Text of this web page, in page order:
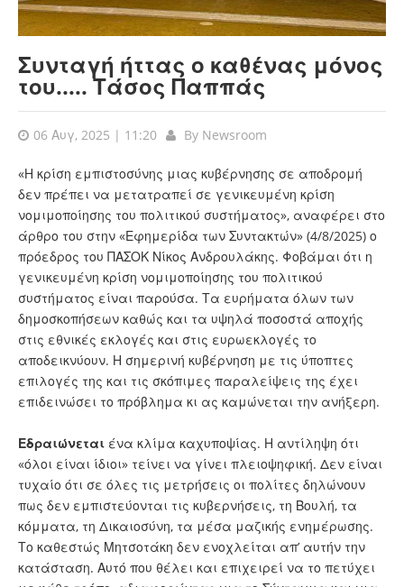
Συνταγή ήττας ο καθένας μόνος
του..... Τάσος Παππάς
06 Αυγ, 2025 | 11:20 By Newsroom
«Η κρίση εμπιστοσύνης μιας κυβέρνησης σε αποδρομή
δεν πρέπει να μετατραπεί σε γενικευμένη κρίση
νομιμοποίησης του πολιτικού συστήματος», αναφέρει στο
άρθρο του στην «Εφημερίδα των Συντακτών» (4/8/2025) ο
πρόεδρος του ΠΑΣΟΚ Νίκος Ανδρουλάκης. Φοβάμαι ότι η
γενικευμένη κρίση νομιμοποίησης του πολιτικού
συστήματος είναι παρούσα. Τα ευρήματα όλων των
δημοσκοπήσεων καθώς και τα υψηλά ποσοστά αποχής
στις εθνικές εκλογές και στις ευρωεκλογές το
αποδεικνύουν. Η σημερινή κυβέρνηση με τις ύποπτες
επιλογές της και τις σκόπιμες παραλείψεις της έχει
επιδεινώσει το πρόβλημα κι ας καμώνεται την ανήξερη.
Εδραιώνεται ένα κλίμα καχυποψίας. Η αντίληψη ότι
«όλοι είναι ίδιοι» τείνει να γίνει πλειοψηφική. Δεν είναι
τυχαίο ότι σε όλες τις μετρήσεις οι πολίτες δηλώνουν
πως δεν εμπιστεύονται τις κυβερνήσεις, τη Βουλή, τα
κόμματα, τη Δικαιοσύνη, τα μέσα μαζικής ενημέρωσης.
Το καθεστώς Μητσοτάκη δεν ενοχλείται απ’ αυτήν την
κατάσταση. Αυτό που θέλει και επιχειρεί να το πετύχει